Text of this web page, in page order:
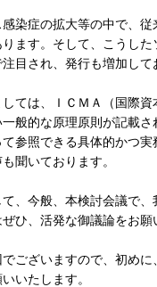
染症の拡大等の中で、
ます。そして、こうし
目され、発行も増加して
ては、ＩＣＭＡ（国際
般的な原理原則が記載
参照できる具体的かつ
聞いております。
、今般、本検討会議で
ひ、活発な御議論をお願
ございますので、初め
いたします。